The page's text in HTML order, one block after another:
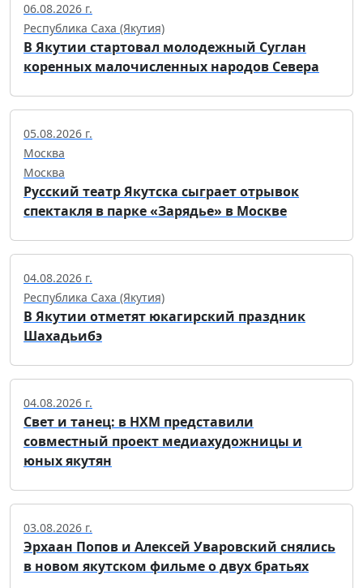
06.08.2026 г.
Республика Саха (Якутия)
В Якутии стартовал молодежный Суглан
коренных малочисленных народов Севера
05.08.2026 г.
Москва
Москва
Русский театр Якутска сыграет отрывок
спектакля в парке «Зарядье» в Москве
04.08.2026 г.
Республика Саха (Якутия)
В Якутии отметят юкагирский праздник
Шахадьибэ
04.08.2026 г.
Свет и танец: в НХМ представили
совместный проект медиахудожницы и
юных якутян
03.08.2026 г.
Эрхаан Попов и Алексей Уваровский снялись
в новом якутском фильме о двух братьях